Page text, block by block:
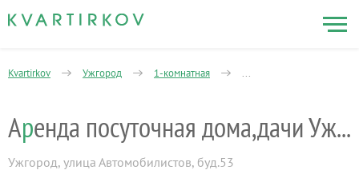
Kvartirkov Ужгород 1-комнатная Аренда посуточная
Ар енда посуточная дома,дачи Ужгород
Ужгород, улица Автомобилистов, буд.53